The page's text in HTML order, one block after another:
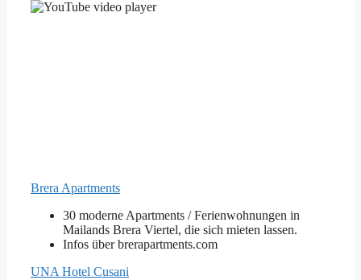
Brera Apartments
30 moderne Apartments / Ferienwohnungen in
Mailands Brera Viertel, die sich mieten lassen.
Infos über brerapartments.com
UNA Hotel Cusani